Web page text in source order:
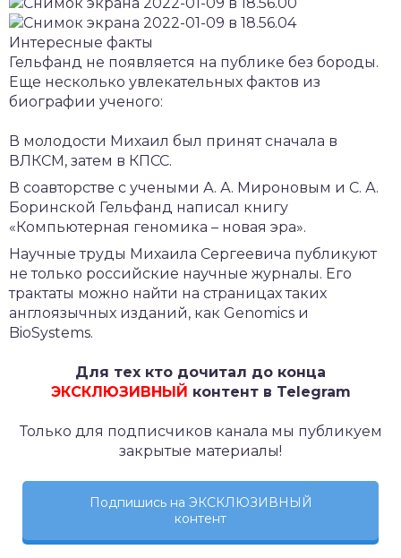
Интересные факты
Гельфанд не появляется на публике без бороды.
Еще несколько увлекательных фактов из
биографии ученого:
В молодости Михаил был принят сначала в
ВЛКСМ, затем в КПСС.
В соавторстве с учеными А. А. Мироновым и С. А.
Боринской Гельфанд написал книгу
«Компьютерная геномика – новая эра».
Научные труды Михаила Сергеевича публикуют
не только российские научные журналы. Его
трактаты можно найти на страницах таких
англоязычных изданий, как Genomics и
BioSystems.
Для тех кто дочитал до конца
ЭКСКЛЮЗИВНЫЙ контент в Telegram
Только для подписчиков канала мы публикуем
закрытые материалы!
Подпишись на ЭКСКЛЮЗИВНЫЙ
контент